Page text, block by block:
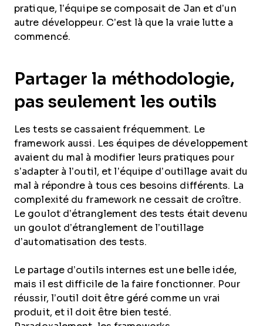
pratique, l’équipe se composait de Jan et d’un
autre développeur. C’est là que la vraie lutte a
commencé.
Partager la méthodologie,
pas seulement les outils
Les tests se cassaient fréquemment. Le
framework aussi. Les équipes de développement
avaient du mal à modifier leurs pratiques pour
s’adapter à l’outil, et l’équipe d’outillage avait du
mal à répondre à tous ces besoins différents. La
complexité du framework ne cessait de croître.
Le goulot d’étranglement des tests était devenu
un goulot d’étranglement de l’outillage
d’automatisation des tests.
Le partage d’outils internes est une belle idée,
mais il est difficile de la faire fonctionner. Pour
réussir, l’outil doit être géré comme un vrai
produit, et il doit être bien testé.